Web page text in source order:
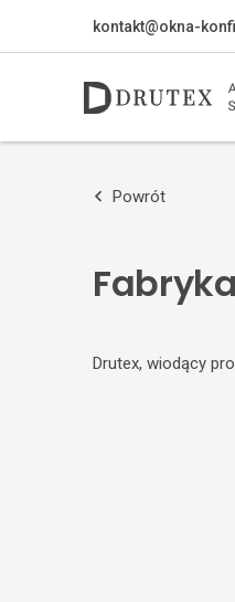
kontakt@okna-
Powrót
Drutex, wiodący